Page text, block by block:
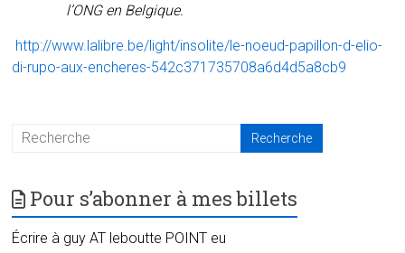
l’ONG en Belgique.
http://www.lalibre.be/light/insolite/le-noeud-papillon-d-elio-
di-rupo-aux-encheres-542c371735708a6d4d5a8cb9
Pour s’abonner à mes billets
Écrire à guy AT leboutte POINT eu